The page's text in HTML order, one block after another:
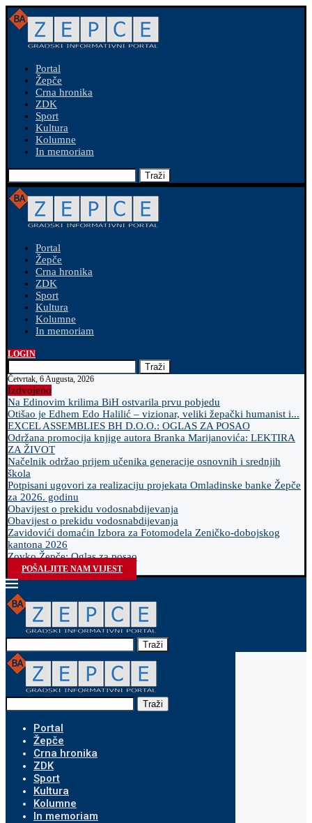
Portal
Žepče
Crna hronika
ZDK
Sport
Kultura
Kolumne
In memoriam
Traži
Portal
Žepče
Crna hronika
ZDK
Sport
Kultura
Kolumne
In memoriam
LOGIN
Traži
Četvrtak, 6 Augusta, 2026
Izdvojeno
Na Edinovim krilima BiH ostvarila prvu pobjedu
Otišao je Edhem Edo Halilić – vizionar, veliki žepački humanist i...
EXCEL ASSEMBLIES BH D.O.O.: OGLAS ZA POSAO
Održana promocija knjige autora Branka Marijanovića: LEKTIRA
ZA ŽIVOT
Načelnik održao prijem učenika generacije osnovnih i srednjih
škola
Potpisani ugovori za realizaciju projekata Omladinske banke Žepče
za 2026. godinu
Obavijest o prekidu vodosnabdijevanja
Obavijest o prekidu vodosnabdijevanja
Zavidovići domaćin Izbora za Fotomodela Zeničko-dobojskog
kantona 2026
Zovko Žepče: Oglas za posao
POŠALJITE NAM VIJEST
Traži
Traži
Portal
Žepče
Crna hronika
ZDK
Sport
Kultura
Kolumne
In memoriam